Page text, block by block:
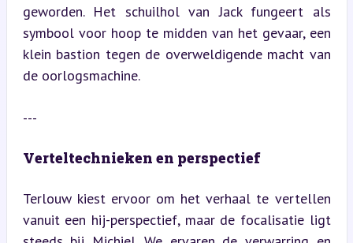
geworden. Het schuilhol van Jack fungeert als
symbool voor hoop te midden van het gevaar, een
klein bastion tegen de overweldigende macht van
de oorlogsmachine.
---
Verteltechnieken en perspectief
Terlouw kiest ervoor om het verhaal te vertellen
vanuit een hij-perspectief, maar de focalisatie ligt